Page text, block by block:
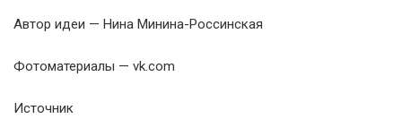
Автор идеи — Нина Минина-Россинская
Фотоматериалы — vk.com
Источник